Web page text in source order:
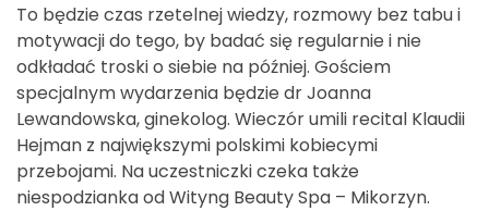
To będzie czas rzetelnej wiedzy, rozmowy bez tabu i
motywacji do tego, by badać się regularnie i nie
odkładać troski o siebie na później. Gościem
specjalnym wydarzenia będzie dr Joanna
Lewandowska, ginekolog. Wieczór umili recital Klaudii
Hejman z największymi polskimi kobiecymi
przebojami. Na uczestniczki czeka także
niespodzianka od Wityng Beauty Spa – Mikorzyn.